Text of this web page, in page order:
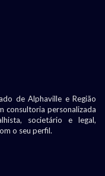
de Alphaville e Região
personalizada
societário e legal,
o seu perfil.